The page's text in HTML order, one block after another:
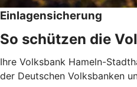
Einlagensicherung
So schützen die
Ihre Volksbank Hameln-
der Deutschen Volksbanken